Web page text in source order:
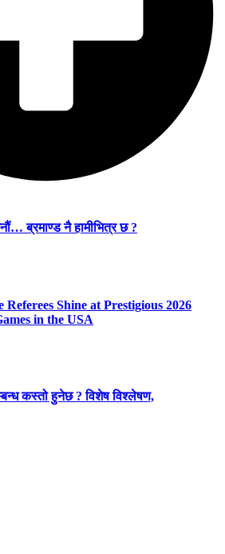
ब्रमाण्ड नै हामीभित्र छ ?
Shine at Prestigious 2026
in the USA
कस्तो हुनेछ ? विशेष विश्लेषण,